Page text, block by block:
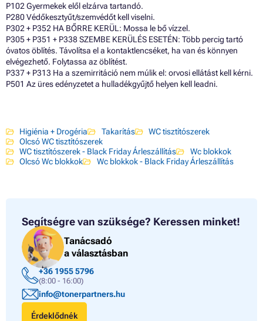
P102 Gyermekek elől elzárva tartandó.
P280 Védőkesztyűt/szemvédőt kell viselni.
P302 + P352 HA BŐRRE KERÜL: Mossa le bő vízzel.
P305 + P351 + P338 SZEMBE KERÜLÉS ESETÉN: Több percig tartó
óvatos öblítés. Távolítsa el a kontaktlencséket, ha van és könnyen
elvégezhető. Folytassa az öblítést.
P337 + P313 Ha a szemirritáció nem múlik el: orvosi ellátást kell kérni.
P501 Az üres edényzetet a hulladékgyűjtő helyen kell leadni.
Higiénia + Drogéria Takarítás
WC tisztítószerek
Olcsó WC tisztítószerek
WC tisztítószerek - Black Friday Árleszállítás
Wc blokkok
Olcsó Wc blokkok
Wc blokkok - Black Friday Árleszállítás
Segítségre van szüksége? Keressen minket!
Tanácsadó
a választásban
+36 1955 5796
(8:00 - 16:00)
info@tonerpartners.hu
Érdeklődnék